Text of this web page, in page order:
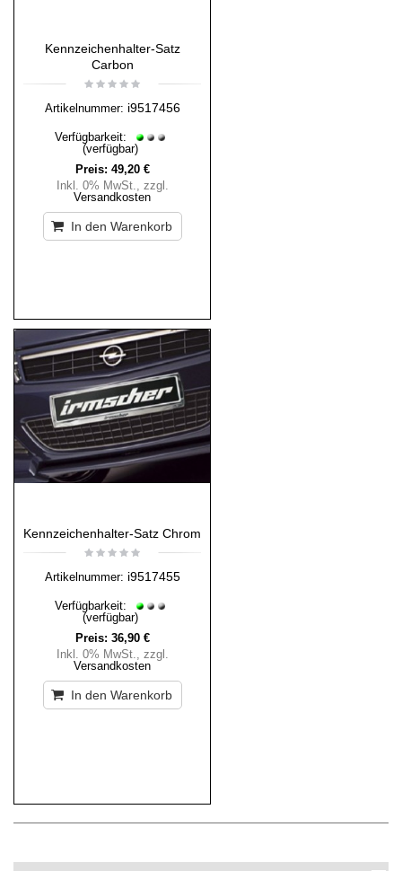
Kennzeichenhalter-Satz
Carbon
Artikelnummer: i9517456
Verfügbarkeit:
(verfügbar)
Preis: 49,20 €
Inkl. 0% MwSt., zzgl.
Versandkosten
In den Warenkorb
Kennzeichenhalter-Satz Chrom
Artikelnummer: i9517455
Verfügbarkeit:
(verfügbar)
Preis: 36,90 €
Inkl. 0% MwSt., zzgl.
Versandkosten
In den Warenkorb